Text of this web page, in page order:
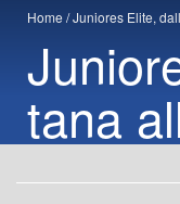
Home Juniores Elite,
tana